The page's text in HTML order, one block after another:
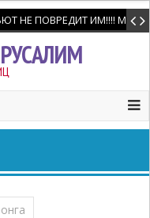
ПОВРЕДИТ ИМ!!!! Мне